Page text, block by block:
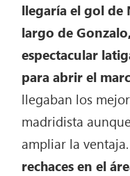
llegaría el gol de
largo de
espectacular
para abrir el
llegaban los
madridista
ampliar la
rechaces en el